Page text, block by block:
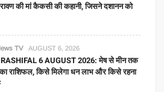
की मां कैकसी की कहानी, जिसने दशानन को
TV AUGUST 6, 2026
6 AUGUST 2026: मेष से मीन तक
राशिफल, किसे मिलेगा धन लाभ और किसे रहना